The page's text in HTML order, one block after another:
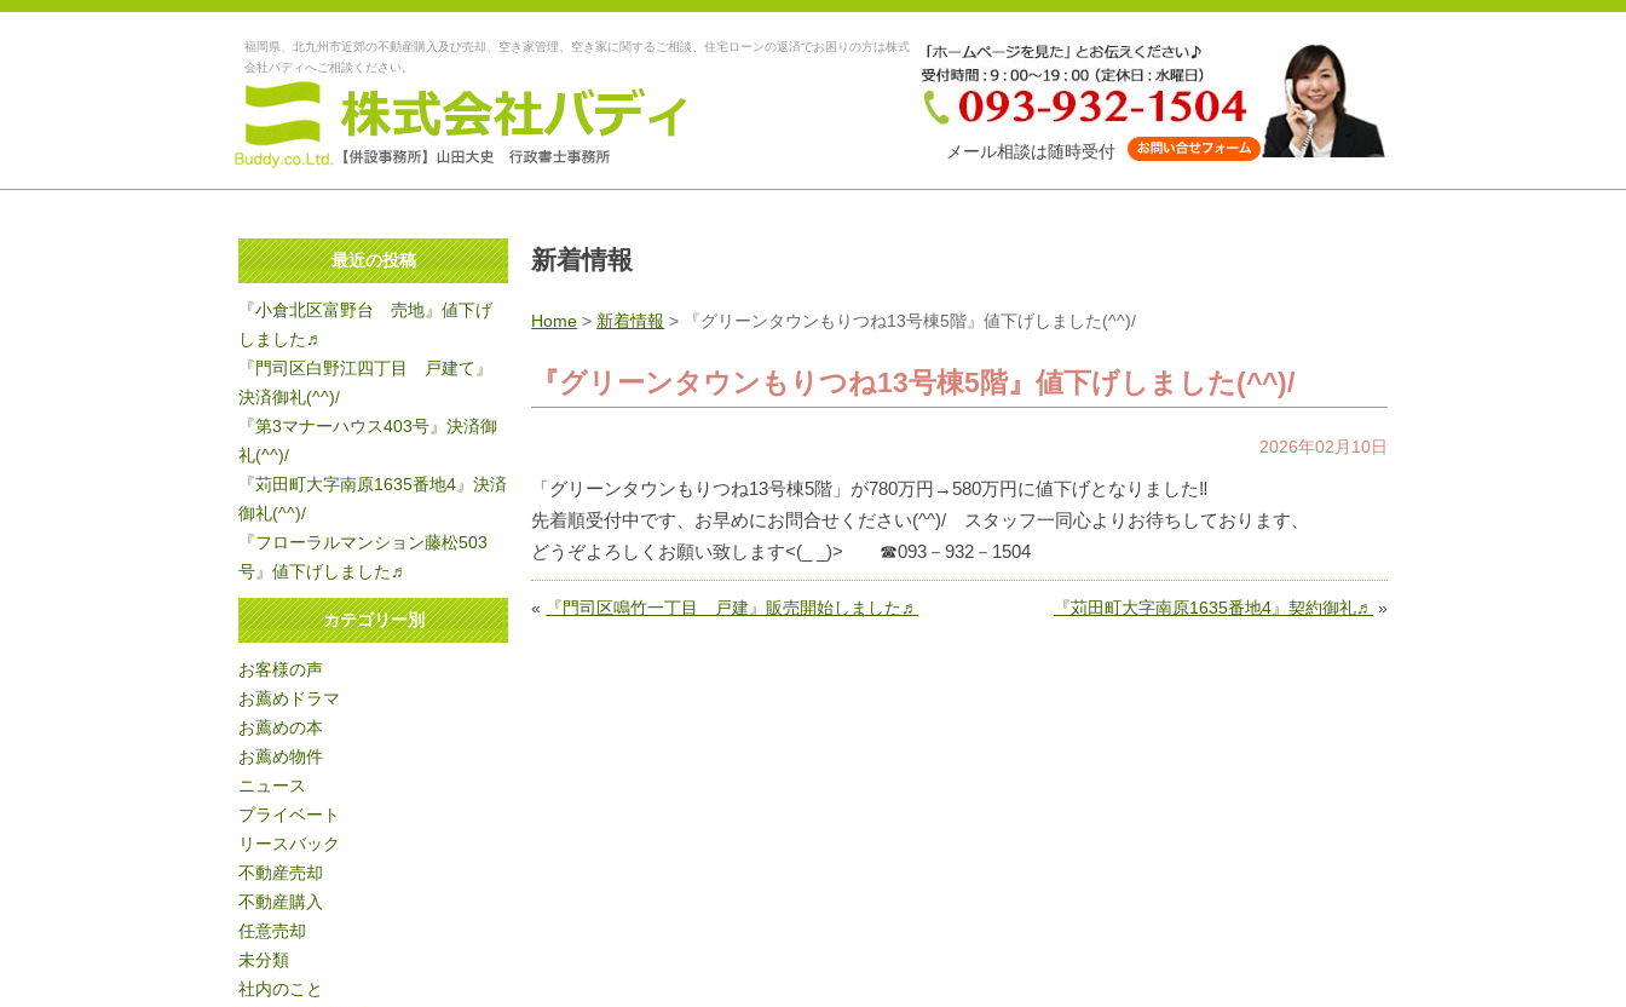
福岡県、北九州市近郊の不動産購入及び売却、空き家管理、空き家に関するご相談、住宅ローンの返済でお困りの方は株式
会社バディへご相談ください。
メール相談は随時受付
新着情報
Home > 新着情報 > 『グリーンタウンもりつね13号棟5階』値下げしました(^^)/
『グリーンタウンもりつね13号棟5階』値下げしました(^^)/
2026年02月10日
「グリーンタウンもりつね13号棟5階」が780万円→580万円に値下げとなりました‼
先着順受付中です、お早めにお問合せください(^^)/ スタッフ一同心よりお待ちしております、
どうぞよろしくお願い致します<(_ _)> ☎093－932－1504
« 『門司区鳴竹一丁目 戸建』販売開始しました♬ 『苅田町大字南原1635番地4』契約御礼♬ »
最近の投稿
『小倉北区富野台 売地』値下げ
しました♬
『門司区白野江四丁目 戸建て』
決済御礼(^^)/
『第3マナーハウス403号』決済御
礼(^^)/
『苅田町大字南原1635番地4』決済
御礼(^^)/
『フローラルマンション藤松503
号』値下げしました♬
カテゴリー別
お客様の声
お薦めドラマ
お薦めの本
お薦め物件
ニュース
プライベート
リースバック
不動産売却
不動産購入
任意売却
未分類
社内のこと